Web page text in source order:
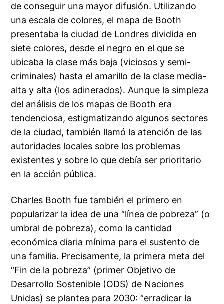
de conseguir una mayor difusión. Utilizando
una escala de colores, el mapa de Booth
presentaba la ciudad de Londres dividida en
siete colores, desde el negro en el que se
ubicaba la clase más baja (viciosos y semi-
criminales) hasta el amarillo de la clase media-
alta y alta (los adinerados). Aunque la simpleza
del análisis de los mapas de Booth era
tendenciosa, estigmatizando algunos sectores
de la ciudad, también llamó la atención de las
autoridades locales sobre los problemas
existentes y sobre lo que debía ser prioritario
en la acción pública.
Charles Booth fue también el primero en
popularizar la idea de una “línea de pobreza” (o
umbral de pobreza), como la cantidad
económica diaria mínima para el sustento de
una familia. Precisamente, la primera meta del
“Fin de la pobreza” (primer Objetivo de
Desarrollo Sostenible (ODS) de Naciones
Unidas) se plantea para 2030: “erradicar la